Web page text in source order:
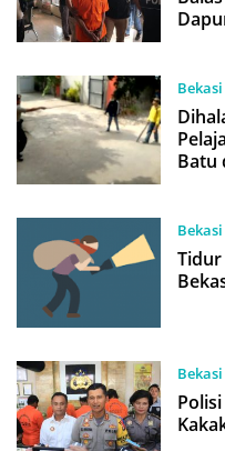
Bekasi
Batu
Bekasi
Tidur
Bekasi